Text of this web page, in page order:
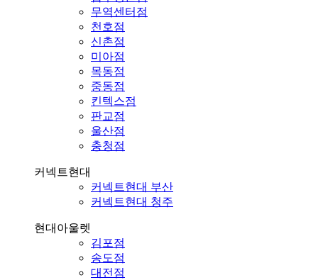
무역센터점
천호점
신촌점
미아점
목동점
중동점
킨텍스점
판교점
울산점
충청점
커넥트현대
커넥트현대 부산
커넥트현대 청주
현대아울렛
김포점
송도점
대전점